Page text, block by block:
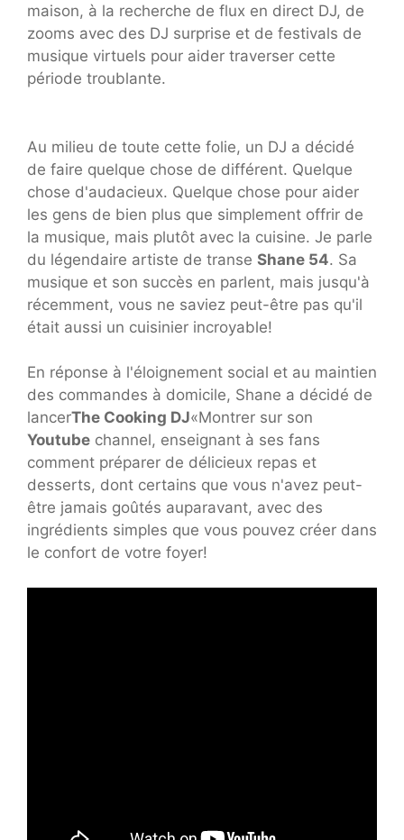
maison, à la recherche de flux en direct DJ, de
zooms avec des DJ surprise et de festivals de
musique virtuels pour aider traverser cette
période troublante.
Au milieu de toute cette folie, un DJ a décidé
de faire quelque chose de différent. Quelque
chose d'audacieux. Quelque chose pour aider
les gens de bien plus que simplement offrir de
la musique, mais plutôt avec la cuisine. Je parle
du légendaire artiste de transe Shane 54. Sa
musique et son succès en parlent, mais jusqu'à
récemment, vous ne saviez peut-être pas qu'il
était aussi un cuisinier incroyable!
En réponse à l'éloignement social et au maintien
des commandes à domicile, Shane a décidé de
lancerThe Cooking DJ«Montrer sur son
Youtube channel, enseignant à ses fans
comment préparer de délicieux repas et
desserts, dont certains que vous n'avez peut-
être jamais goûtés auparavant, avec des
ingrédients simples que vous pouvez créer dans
le confort de votre foyer!